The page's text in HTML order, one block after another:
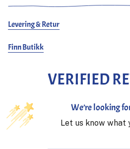
Levering & Retur
Finn Butikk
VERIFIED
We’re looking
Let us know what